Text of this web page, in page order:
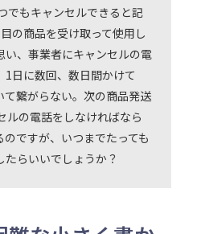
でもキャンセルできると記
の商品を受け取って使用し
い、事業者にキャンセルの電
日に数回、数日間かけて
て繋がらない。次の商品発送
ルの電話をしなければなら
ですが、いつまでたっても
らいいでしょうか？